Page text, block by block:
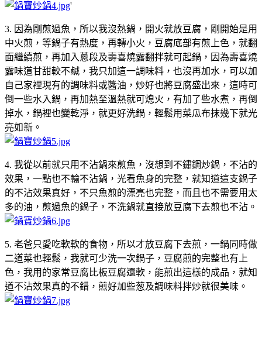
'
3. 因為剛煎過魚，所以我沒熱鍋，開火就放豆腐，剛開始是用
中火煎，等鍋子有熱度，再轉小火，豆腐底部有煎上色，就翻
面繼續煎，再加入蔥段及壽喜燒露翻拌就可起鍋，因為壽喜燒
露味道甘甜較不鹹，我只加這一調味料，也沒再加水，可以加
自己家裡現有的調味料或醬油，炒好也將豆腐盛出來，這時可
倒一些水入鍋，再加熱至溫熱就可熄火，有加了些水煮，再倒
掉水，鍋裡也變乾淨，就更好洗鍋，輕鬆用菜瓜布抹幾下就光
亮如新。
4. 我從以前就只用不沾鍋來煎魚，沒想到不鏽鋼炒鍋，不沾的
效果，一點也不輸不沾鍋，光看魚身的完整，就知道這支鍋子
的不沾效果真好，不只魚煎的漂亮也完整，而且也不需要用太
多的油，煎過魚的鍋子，不洗鍋就直接放豆腐下去煎也不沾。
5. 老爸只愛吃軟軟的食物，所以才放豆腐下去煎，一鍋同時做
二道菜也輕鬆，我就可少洗一次鍋子，豆腐煎的完整也有上
色，我用的家常豆腐比板豆腐還軟，能煎出這樣的成品，就知
道不沾效果真的不錯，煎好加些葱及調味料拌炒就很美味。